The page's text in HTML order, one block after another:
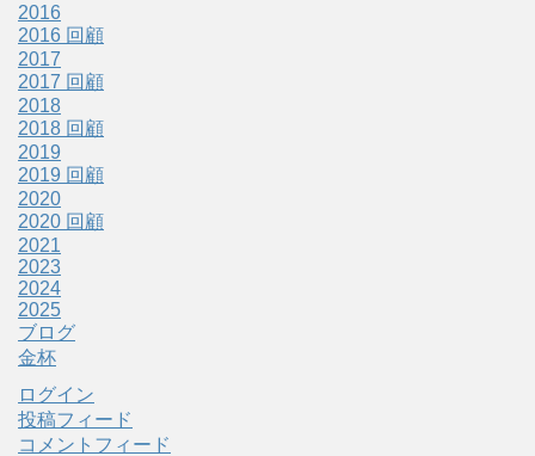
2016
2016 回顧
2017
2017 回顧
2018
2018 回顧
2019
2019 回顧
2020
2020 回顧
2021
2023
2024
2025
ブログ
金杯
ログイン
投稿フィード
コメントフィード